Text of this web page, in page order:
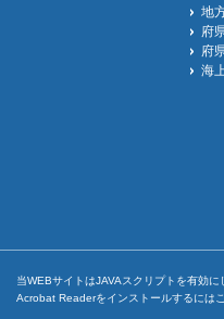
地
府
府
海
当WEBサイトはJAVAスクリプトを有効
Acrobat Readerをインストールするには